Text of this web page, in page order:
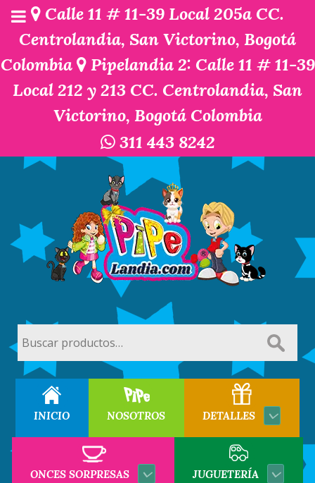
Calle 11 # 11-39 Local 205a CC.
Centrolandia, San Victorino, Bogotá
Colombia
Pipelandia 2: Calle 11 # 11-39
Local 212 y 213 CC. Centrolandia, San
Victorino, Bogotá Colombia
311 443 8242
por:
INICIO NOSOTROS DETALLES
ONCES SORPRESAS JUGUETERÍA